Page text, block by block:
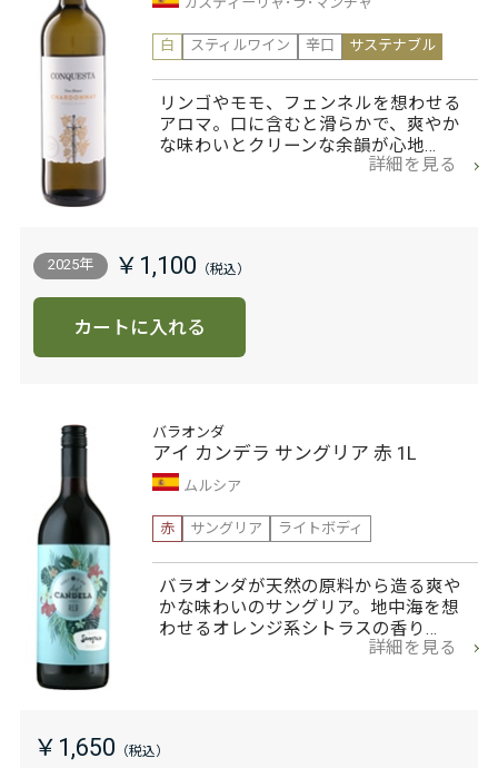
白
スティルワイン 辛口 サステナブル
リンゴやモモ、フェンネルを想わせる
アロマ。口に含むと滑らかで、爽やか
な味わいとクリーンな余韻が心地…
詳細を見る
2025年 ￥1,100
カートに入れる
バラオンダ
アイ カンデラ サングリア 赤 1L
ムルシア
赤
サングリア ライトボディ
バラオンダが天然の原料から造る爽や
かな味わいのサングリア。地中海を想
わせるオレンジ系シトラスの香り…
詳細を見る
￥1,650